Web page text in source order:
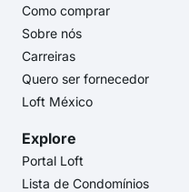
Como comprar
Sobre nós
Carreiras
Quero ser fornecedor
Loft México
Explore
Portal Loft
Lista de Condomínios